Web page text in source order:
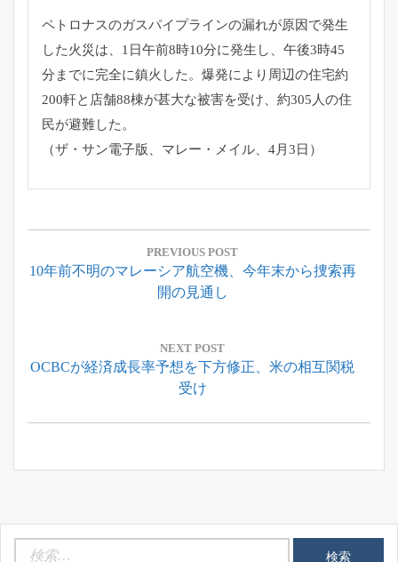
ペトロナスのガスパイプラインの漏れが原因で発生
した火災は、 1日午前8時10分に発生し、 午後3時45
分までに完全に鎮火した。 爆発により周辺の住宅約
200軒と店舗88棟が甚大な被害を受け 、約305人の住
民が避難した。
（ザ・サン電子版、マレー・メイル、4月3日）
投
ナ
シ
ン
PREVIOUS POST
Previous
10年前不明のマレーシア航空機、今年末から捜索再
開の見通し
NEXT POST
Next
OCBCが経済成長率予想を下方修正、米の相互関税
受け